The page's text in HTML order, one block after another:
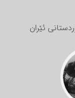
ئێران